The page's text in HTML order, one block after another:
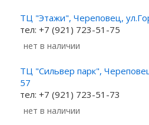
ТЦ "Этажи", Череповец,
тел: +7 (921) 723-51-75
Нет в наличии
ТЦ "Сильвер парк",
57
тел: +7 (921) 723-51-73
Нет в наличии